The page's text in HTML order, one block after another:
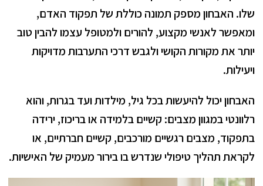
שלו. האבחון מספק תמונה כוללת של תפקוד האדם,
ומאפשר לאנשי מקצוע, להורים ולמטופל עצמו להבין טוב
יותר את מקורות הקושי ולגבש דרכי התערבות מדויקות
ויעילות.
האבחון יכול להיעשות בכל גיל, מילדות ועד בגרות, והוא
רלוונטי במגוון מצבים: קשיים בלמידה או בריכוז, ירידה
בתפקוד, מצבים רגשיים מורכבים, קשיים חברתיים, או
לקראת תהליך טיפולי שנדרש בו בירור מעמיק של האישיות.